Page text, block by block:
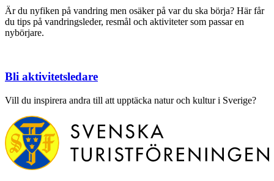
Är du nyfiken på vandring men osäker på var du ska börja? Här får
du tips på vandringsleder, resmål och aktiviteter som passar en
nybörjare.
Bli aktivitetsledare
Vill du inspirera andra till att upptäcka natur och kultur i Sverige?